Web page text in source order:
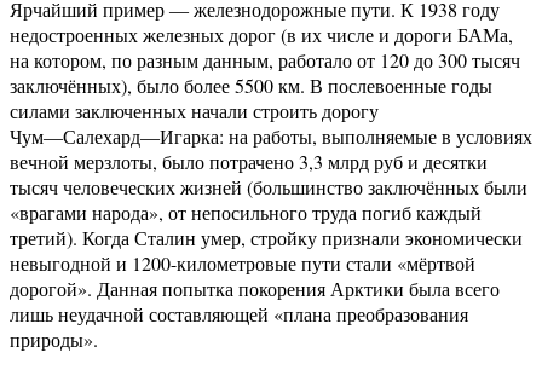
Ярчайший пример ― железнодорожные пути. К 1938 году
недостроенных железных дорог (в их числе и дороги БАМа,
на котором, по разным данным, работало от 120 до 300 тысяч
заключённых), было более 5500 км. В послевоенные годы
силами заключенных начали строить дорогу
Чум―Салехард―Игарка: на работы, выполняемые в условиях
вечной мерзлоты, было потрачено 3,3 млрд руб и десятки
тысяч человеческих жизней (большинство заключённых были
«врагами народа», от непосильного труда погиб каждый
третий). Когда Сталин умер, стройку признали экономически
невыгодной и 1200-километровые пути стали «мёртвой
дорогой». Данная попытка покорения Арктики была всего
лишь неудачной составляющей «плана преобразования
природы».